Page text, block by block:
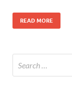
READ MORE